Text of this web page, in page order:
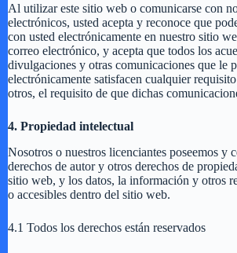
Al utilizar este sitio web o comunicarse con
electrónicos, usted acepta y reconoce que
con usted electrónicamente en nuestro sitio
correo electrónico, y acepta que todos los
divulgaciones y otras comunicaciones que le
electrónicamente satisfacen cualquier
otros, el requisito de que dichas
4. Propiedad intelectual
Nosotros o nuestros licenciantes poseemos y
derechos de autor y otros derechos de
sitio web, y los datos, la información y otros
o accesibles dentro del sitio web.
4.1 Todos los derechos están reservados